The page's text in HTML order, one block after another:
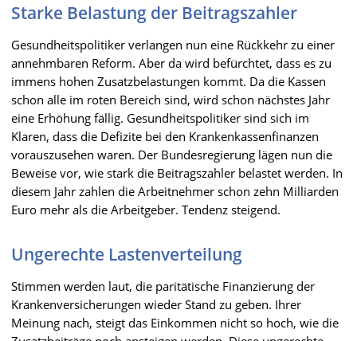
Starke Belastung der Beitragszahler
Gesundheitspolitiker verlangen nun eine Rückkehr zu einer
annehmbaren Reform. Aber da wird befürchtet, dass es zu
immens hohen Zusatzbelastungen kommt. Da die Kassen
schon alle im roten Bereich sind, wird schon nächstes Jahr
eine Erhöhung fällig. Gesundheitspolitiker sind sich im
Klaren, dass die Defizite bei den Krankenkassenfinanzen
vorauszusehen waren. Der Bundesregierung lägen nun die
Beweise vor, wie stark die Beitragszahler belastet werden. In
diesem Jahr zahlen die Arbeitnehmer schon zehn Milliarden
Euro mehr als die Arbeitgeber. Tendenz steigend.
Ungerechte Lastenverteilung
Stimmen werden laut, die paritätische Finanzierung der
Krankenversicherungen wieder Stand zu geben. Ihrer
Meinung nach, steigt das Einkommen nicht so hoch, wie die